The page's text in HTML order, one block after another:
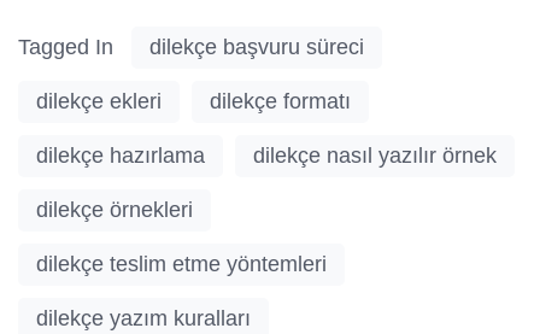
Tagged In dilekçe başvuru süreci
dilekçe ekleri dilekçe formatı
dilekçe hazırlama dilekçe nasıl yazılır örnek
dilekçe örnekleri
dilekçe teslim etme yöntemleri
dilekçe yazım kuralları